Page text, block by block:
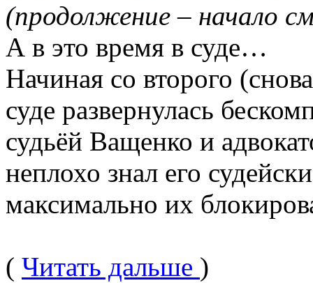
(продолжение – начало
А в это время в суде…
Начиная со второго
суде развернулась
судьёй Ващенко и
неплохо знал его
максимально их
( Читать дальше )